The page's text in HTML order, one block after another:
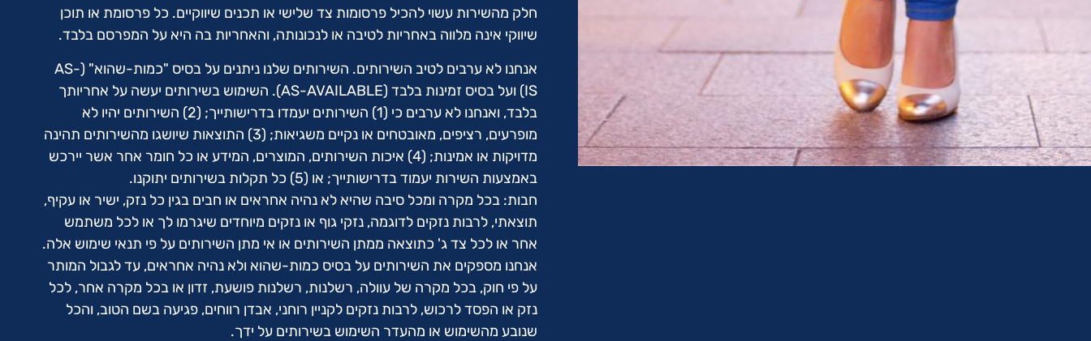
חלק מהשירות עשוי להכיל פרסומות צד שלישי או תכנים שיווקיים. כל פרסומת או תוכן
שיווקי אינה מלווה באחריות לטיבה או לנכונותה, והאחריות בה היא על המפרסם בלבד.
אנחנו לא ערבים לטיב השירותים. השירותים שלנו ניתנים על בסיס "כמות-שהוא" (AS-
IS) ועל בסיס זמינות בלבד (AS-AVAILABLE). השימוש בשירותים יעשה על אחריותך
בלבד, ואנחנו לא ערבים כי (1) השירותים יעמדו בדרישותייך; (2) השירותים יהיו לא
מופרעים, רציפים, מאובטחים או נקיים משגיאות; (3) התוצאות שיושגו מהשירותים תהינה
מדויקות או אמינות; (4) איכות השירותים, המוצרים, המידע או כל חומר אחר אשר יירכש
באמצעות השירות יעמוד בדרישותייך; או (5) כל תקלות בשירותים יתוקנו.
חבות: בכל מקרה ומכל סיבה שהיא לא נהיה אחראים או חבים בגין כל נזק, ישיר או עקיף,
תוצאתי, לרבות נזקים לדוגמה, נזקי גוף או נזקים מיוחדים שיגרמו לך או לכל משתמש
אחר או לכל צד ג' כתוצאה ממתן השירותים או אי מתן השירותים על פי תנאי שימוש אלה.
אנחנו מספקים את השירותים על בסיס כמות-שהוא ולא נהיה אחראים, עד לגבול המותר
על פי חוק, בכל מקרה של עוולה, רשלנות, רשלנות פושעת, זדון או בכל מקרה אחר, לכל
נזק או הפסד לרכוש, לרבות נזקים לקניין רוחני, אבדן רווחים, פגיעה בשם הטוב, והכל
שנובע מהשימוש או מהעדר השימוש בשירותים על ידך.